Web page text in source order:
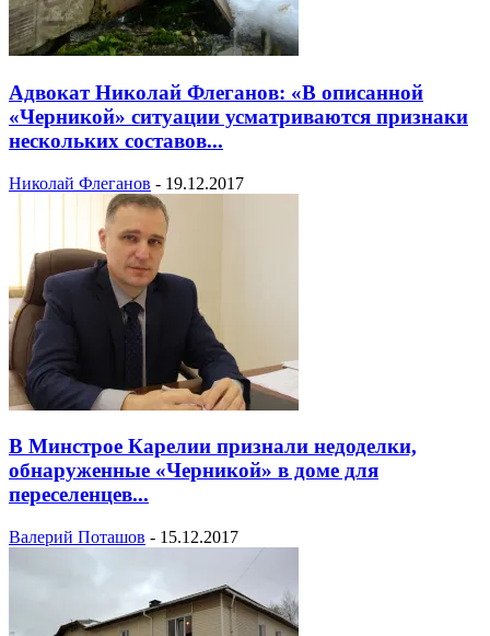
Адвокат Николай Флеганов: «В описанной
«Черникой» ситуации усматриваются признаки
нескольких составов...
Николай Флеганов - 19.12.2017
В Минстрое Карелии признали недоделки,
обнаруженные «Черникой» в доме для
переселенцев...
Валерий Поташов - 15.12.2017